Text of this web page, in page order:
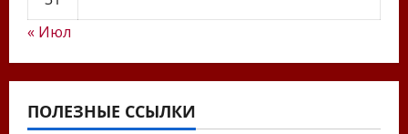
« Июл
ПОЛЕЗНЫЕ ССЫЛКИ